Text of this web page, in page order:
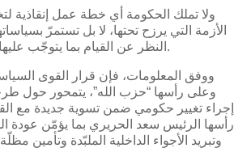
ولا تملك الحكومة أي خطة عمل إنقاذية
الأزمة التي يرزح تحتها، لا بل تستمرّ
النظر عن القيام بما يتوجّب عليها من إصلاحات بنيوية.
ووفق المعلومات، فإن قرار القوى
وعلى رأسها “حزب الله”، يتمحور حول
إجراء تغيير حكومي ضمن تسوية جديدة مع
رأسها الرئيس سعد الحريري بما يؤمّن عودة
وتبريد الأجواء الداخلية الملبّدة وتأمين